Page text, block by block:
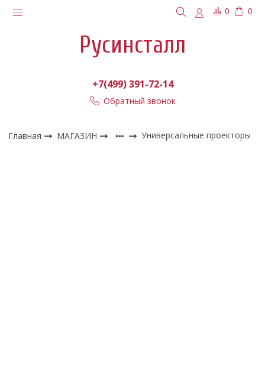
0 0
Русинсталл
+7(499) 391-72-14
Обратный звонок
Главная МАГАЗИН Универсальные проекторы